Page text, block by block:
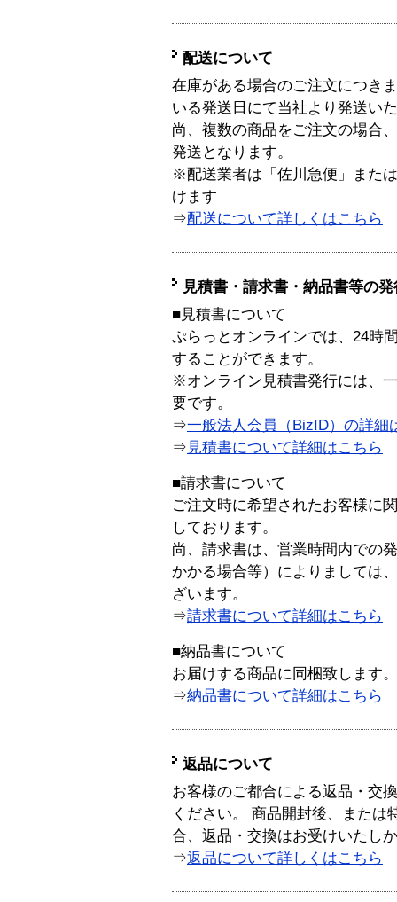
配送について
在庫がある場合のご注文につき
いる発送日にて当社より発送い
尚、複数の商品をご注文の場合
発送となります。
※配送業者は「佐川急便」また
けます
⇒配送について詳しくはこちら
見積書・請求書・納品書等の
■見積書について
ぷらっとオンラインでは、24時
することができます。
※オンライン見積書発行には、
要です。
⇒一般法人会員（BizID）の詳細
⇒ 見積書について詳細はこちら
■請求書について
ご注文時に希望されたお客様に
しております。
尚、請求書は、営業時間内での
かかる場合等）によりましては
ざいます。
⇒請求書について詳細はこちら
■納品書について
お届けする商品に同梱致します。
⇒納品書について詳細はこちら
返品について
お客様のご都合による返品・交
ください。 商品開封後、または
合、返品・交換はお受けいたし
⇒返品について詳しくはこちら